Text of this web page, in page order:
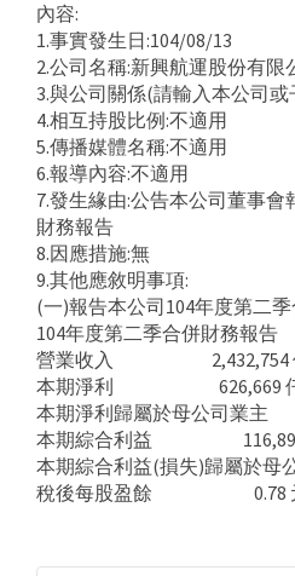
內容:
1.事實發生日:104/08/13
2.公司名稱:新興航運股份有限
3.與公司關係(請輸入本公司或
4.相互持股比例:不適用
5.傳播媒體名稱:不適用
6.報導內容:不適用
7.發生緣由:公告本公司董事會
財務報告
8.因應措施:無
9.其他應敘明事項:
(一)報告本公司104年度第二季
104年度第二季合併財務報告
營業收入 2,432,754
本期淨利 626,669
本期淨利歸屬於母公司業
本期綜合利益 116,895
本期綜合利益(損失)歸屬於母
稅後每股盈餘 0.78